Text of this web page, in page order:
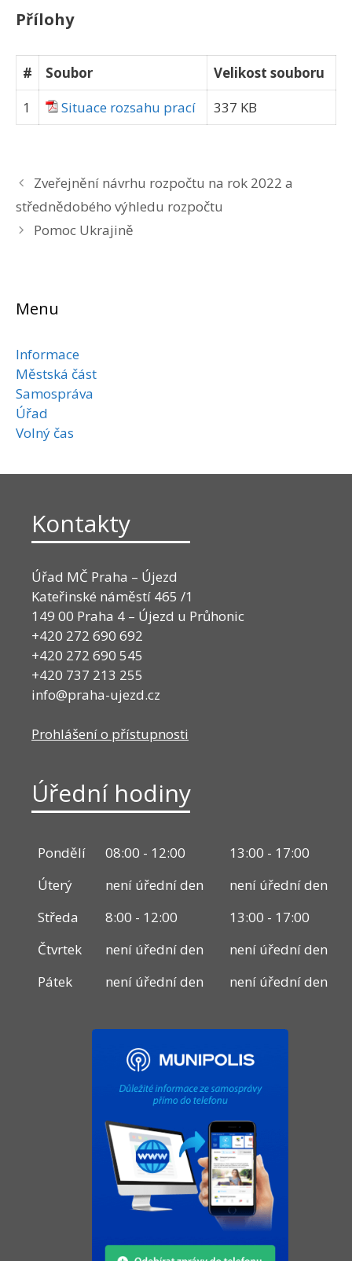
Přílohy
# Soubor
Velikost souboru
1
Situace rozsahu prací 337 KB
Zveřejnění návrhu rozpočtu na rok 2022 a
střednědobého výhledu rozpočtu
Pomoc Ukrajině
Menu
Informace
Městská část
Samospráva
Úřad
Volný čas
Kontakty
Úřad MČ Praha – Újezd
Kateřinské náměstí 465 /1
149 00 Praha 4 – Újezd u Průhonic
+420 272 690 692
+420 272 690 545
+420 737 213 255
info@praha-ujezd.cz
Prohlášení o přístupnosti
Úřední hodiny
Pondělí 08:00 - 12:00
13:00 - 17:00
Úterý
není úřední den
není úřední den
Středa
8:00 - 12:00
13:00 - 17:00
Čtvrtek
není úřední den
není úřední den
Pátek
není úřední den není úřední den